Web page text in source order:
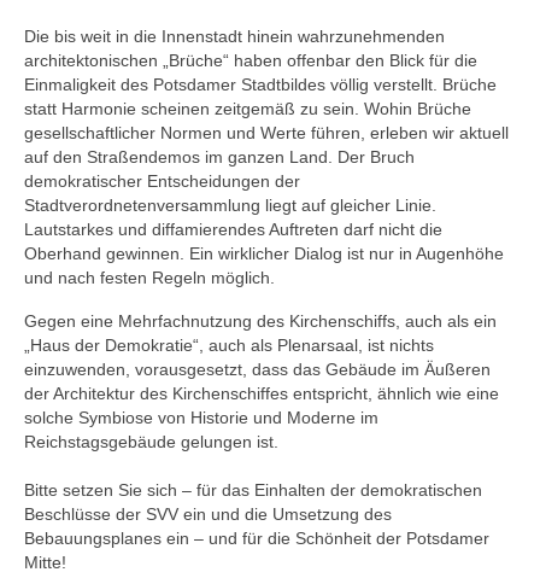
Die bis weit in die Innenstadt hinein wahrzunehmenden
architektonischen „Brüche“ haben offenbar den Blick für die
Einmaligkeit des Potsdamer Stadtbildes völlig verstellt. Brüche
statt Harmonie scheinen zeitgemäß zu sein. Wohin Brüche
gesellschaftlicher Normen und Werte führen, erleben wir aktuell
auf den Straßendemos im ganzen Land. Der Bruch
demokratischer Entscheidungen der
Stadtverordnetenversammlung liegt auf gleicher Linie.
Lautstarkes und diffamierendes Auftreten darf nicht die
Oberhand gewinnen. Ein wirklicher Dialog ist nur in Augenhöhe
und nach festen Regeln möglich.
Gegen eine Mehrfachnutzung des Kirchenschiffs, auch als ein
„Haus der Demokratie“, auch als Plenarsaal, ist nichts
einzuwenden, vorausgesetzt, dass das Gebäude im Äußeren
der Architektur des Kirchenschiffes entspricht, ähnlich wie eine
solche Symbiose von Historie und Moderne im
Reichstagsgebäude gelungen ist.
Bitte setzen Sie sich – für das Einhalten der demokratischen
Beschlüsse der SVV ein und die Umsetzung des
Bebauungsplanes ein – und für die Schönheit der Potsdamer
Mitte!